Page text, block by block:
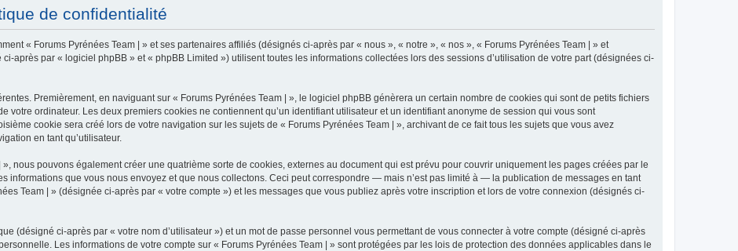
de confidentialité
« Forums Pyrénées Team | » et ses partenaires affiliés (désignés ci-après par « nous », « notre », « nos », « Forums Pyrénées Team | » et
après par « logiciel phpBB » et « phpBB Limited ») utilisent toutes les informations collectées lors des sessions d’utilisation de votre part (désignées ci-
Premièrement, en naviguant sur « Forums Pyrénées Team | », le logiciel phpBB génèrera un certain nombre de cookies qui sont de petits fichiers
votre ordinateur. Les deux premiers cookies ne contiennent qu’un identifiant utilisateur et un identifiant anonyme de session qui vous sont
cookie sera créé lors de votre navigation sur les sujets de « Forums Pyrénées Team | », archivant de ce fait tous les sujets que vous avez
en tant qu’utilisateur.
nous pouvons également créer une quatrième sorte de cookies, externes au document qui est prévu pour couvrir uniquement les pages créées par le
informations que vous nous envoyez et que nous collectons. Ceci peut correspondre — mais n’est pas limité à — la publication de messages en tant
Team | » (désignée ci-après par « votre compte ») et les messages que vous publiez après votre inscription et lors de votre connexion (désignés ci-
(désigné ci-après par « votre nom d’utilisateur ») et un mot de passe personnel vous permettant de vous connecter à votre compte (désigné ci-après
Les informations de votre compte sur « Forums Pyrénées Team | » sont protégées par les lois de protection des données applicables dans le